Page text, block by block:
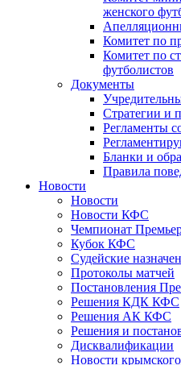
женского
Комитет по
Комитет по
футболистов
Документы
Стратегии и
Регламенты
Бланки и
Правила
Новости
Новости
Новости КФС
Чемпионат
Кубок КФС
Судейские
Протоколы матчей
Постановления
Решения КДК КФС
Решения АК КФС
Решения и
Дисквалификации
Новости